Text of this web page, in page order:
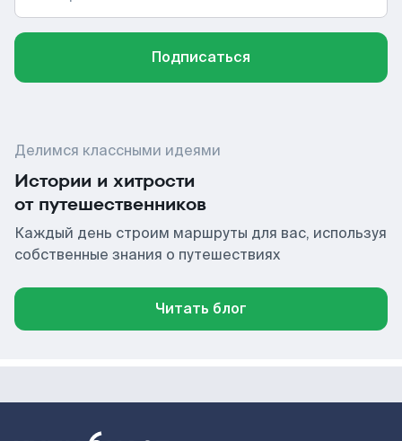
Подписаться
Делимся классными идеями
Истории и хитрости
от путешественников
Каждый день строим маршруты для вас, используя
собственные знания о путешествиях
Читать блог